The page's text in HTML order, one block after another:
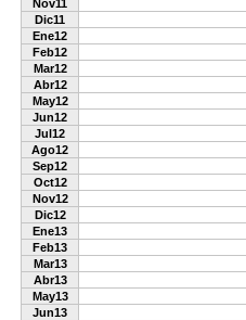
Nov11
Dic11
Ene12
Feb12
Mar12
Abr12
May12
Jun12
Jul12
Ago12
Sep12
Oct12
Nov12
Dic12
Ene13
Feb13
Mar13
Abr13
May13
Jun13